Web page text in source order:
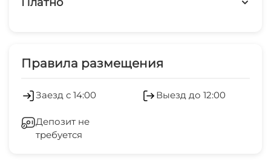
Есть трансфер
Мангал/барбекю
Гладильные принадлежности
Правила размещения
Заезд с 14:00 Выезд до 12:00
Депозит не
требуется